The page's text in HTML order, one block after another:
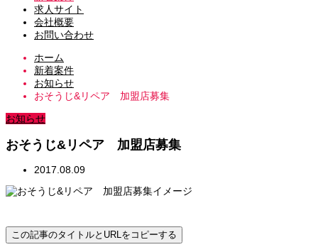
求人サイト
会社概要
お問い合わせ
ホーム
新着案件
お知らせ
おそうじ&リペア 加盟店募集
お知らせ
おそうじ&リペア 加盟店募集
2017.08.09
この記事のタイトルとURLをコピーする